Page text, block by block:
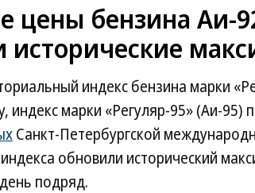
цены бензина Аи-
исторические
индекс бензина марки
индекс марки «Регуляр-95» (Аи-95)
Санкт-Петербургской
обновили исторический
подряд.